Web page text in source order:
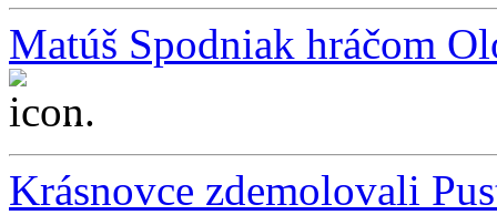
Matúš Spodniak hráčom
...
Krásnovce zdemolovali